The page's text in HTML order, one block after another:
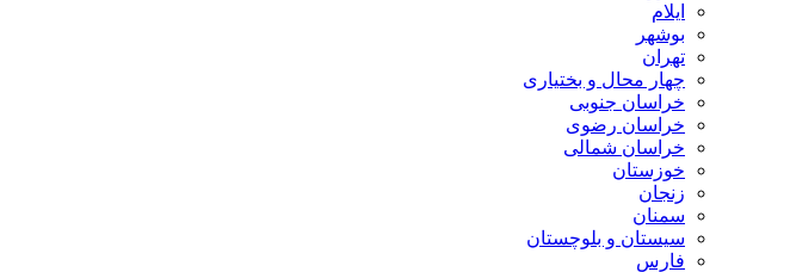
ایلام
بوشهر
تهران
چهار محال و بختیاری
خراسان جنوبی
خراسان رضوی
خراسان شمالی
خوزستان
زنجان
سمنان
سیستان و بلوچستان
فارس